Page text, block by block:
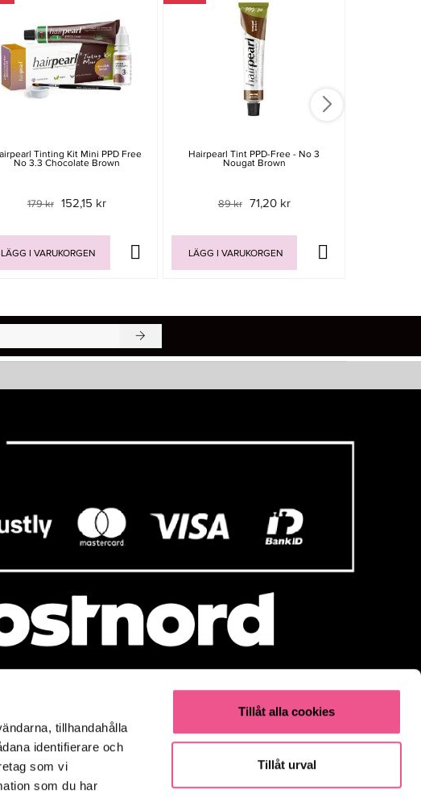
tillhandahålla
identifierare och
som vi
som du har
Tillåt alla cookies
Tillåt urval
Tinting Kit Mini PPD Free
No 3.3 Chocolate Brown
179 kr 152,15 kr
LÄGG I VARUKORGEN
Hairpearl Tint PPD-Free - No 3
Nougat Brown
89 kr 71,20 kr
LÄGG I VARUKORGEN
Populärt